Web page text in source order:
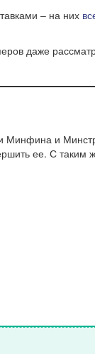
– на них
даже
Минфина и
ее. С